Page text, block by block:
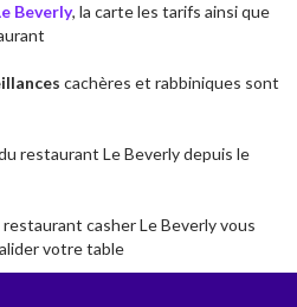
Beverly, la carte les tarifs ainsi que
cachères et rabbiniques sont
restaurant Le Beverly depuis le
casher Le Beverly vous
votre table